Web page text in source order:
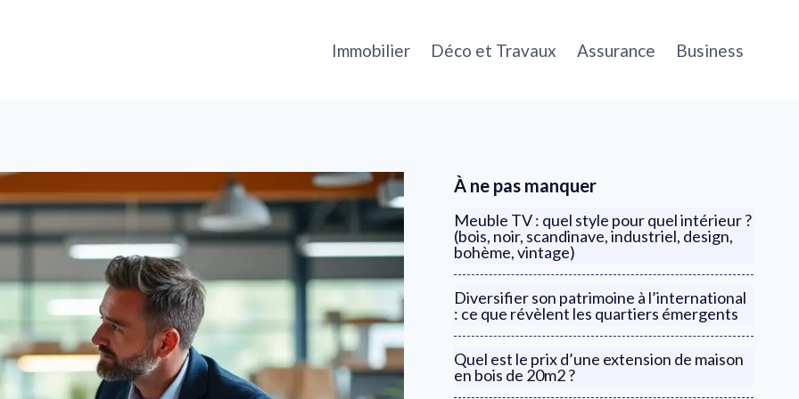
Immobilier Déco et Travaux Assurance Business
À ne pas manquer
Meuble TV : quel style pour quel intérieur ?
(bois, noir, scandinave, industriel, design,
bohème, vintage)
Diversifier son patrimoine à l’international
: ce que révèlent les quartiers émergents
Quel est le prix d’une extension de maison
en bois de 20m2 ?